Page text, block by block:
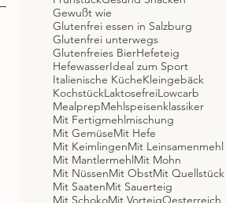
Gewußt wie
Glutenfrei essen in Salzburg
Glutenfrei unterwegs
Glutenfreies BierHefeteig
HefewasserIdeal zum Sport
Italienische KücheKleingebäck
KochstückLaktosefreiLowcarb
MealprepMehlspeisenklassiker
Mit Fertigmehlmischung
Mit GemüseMit Hefe
Mit KeimlingenMit Leinsamenmehl
Mit MantlermehlMit Mohn
Mit NüssenMit ObstMit Quellstück
Mit SaatenMit Sauerteig
Mit SchokoMit VorteigOesterreich